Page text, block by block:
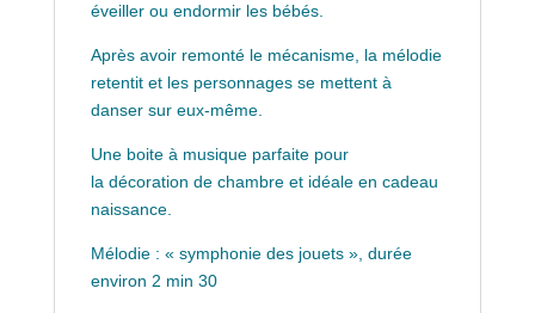
éveiller ou endormir les bébés.
Après avoir remonté le mécanisme, la mélodie
retentit et les personnages se mettent à
danser sur eux-même.
Une boite à musique parfaite pour
la décoration de chambre et idéale en cadeau
naissance.
Mélodie : « symphonie des jouets », durée
environ 2 min 30